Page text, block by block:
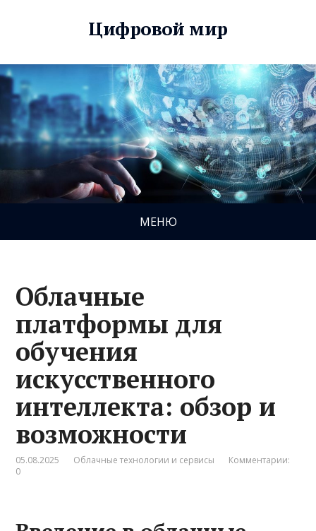
Цифровой мир
МЕНЮ
Облачные
платформы для
обучения
искусственного
интеллекта: обзор и
возможности
05.08.2025 Облачные технологии и сервисы
Комментарии:
0